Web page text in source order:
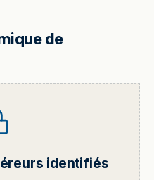
de
identifiés